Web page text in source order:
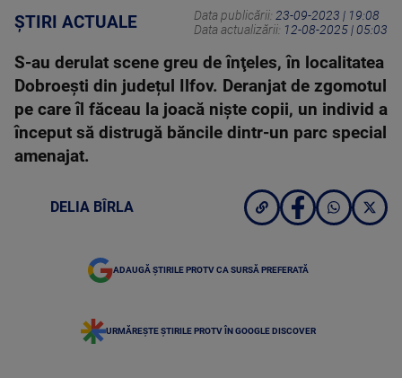
ȘTIRI ACTUALE Data publicării: 23-09-2023 | 19:08
Data actualizării: 12-08-2025 | 05:03
S-au derulat scene greu de înţeles, în localitatea
Dobroești din județul Ilfov. Deranjat de zgomotul
pe care îl făceau la joacă nişte copii, un individ a
început să distrugă băncile dintr-un parc special
amenajat.
DELIA BÎRLA
ADAUGĂ ȘTIRILE PROTV CA SURSĂ PREFERATĂ
URMĂREȘTE ȘTIRILE PROTV ÎN GOOGLE DISCOVER